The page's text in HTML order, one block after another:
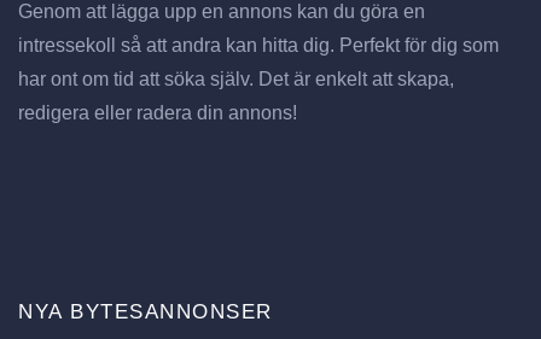
Genom att lägga upp en annons kan du göra en
intressekoll så att andra kan hitta dig. Perfekt för dig som
har ont om tid att söka själv. Det är enkelt att skapa,
redigera eller radera din annons!
NYA BYTESANNONSER